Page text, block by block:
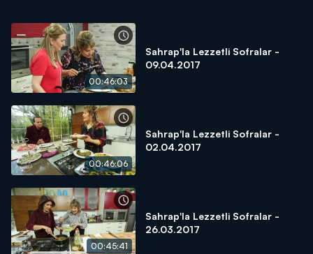
00:46:03
Sahrap'la Lezzetli Sofralar -
09.04.2017
00:46:06
Sahrap'la Lezzetli Sofralar -
02.04.2017
00:45:41
Sahrap'la Lezzetli Sofralar -
26.03.2017